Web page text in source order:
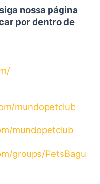
nossa página
por dentro de
mundopetclub
mundopetclub
groups/PetsBagu